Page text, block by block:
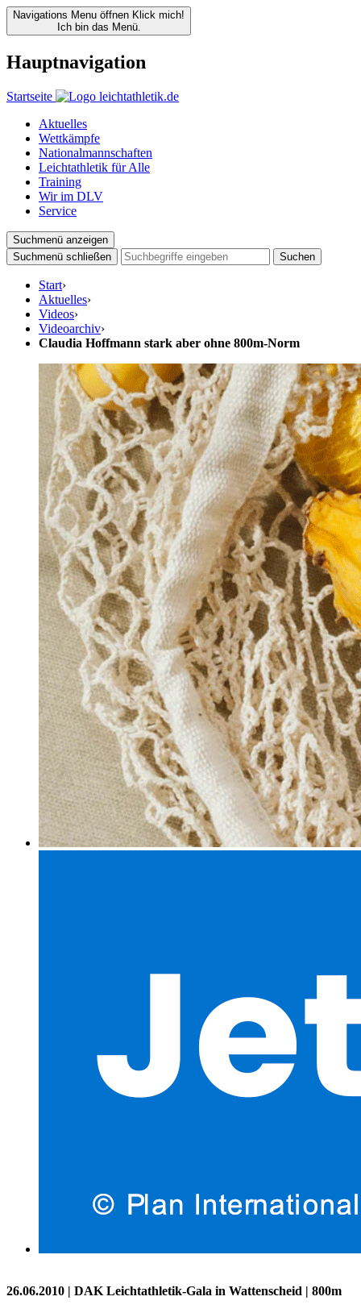
Navigations Menu öffnen Klick mich!
Ich bin das Menü.
Hauptnavigation
Startseite
Aktuelles
Wettkämpfe
Nationalmannschaften
Leichtathletik für Alle
Training
Wir im DLV
Service
Suchmenü anzeigen
Suchmenü schließen
Suchen
Start›
Aktuelles›
Videos›
Videoarchiv›
Claudia Hoffmann stark aber ohne 800m-Norm
26.06.2010 | DAK Leichtathletik-Gala in Wattenscheid | 800m